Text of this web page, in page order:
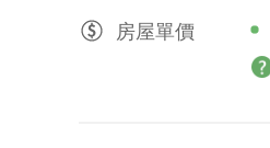
房屋單價